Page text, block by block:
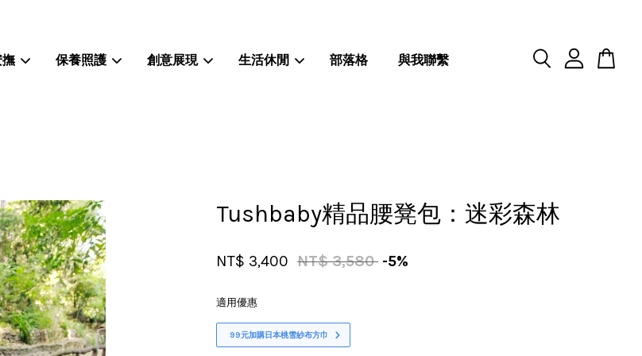
撫 保養照護 創意展現 生活休閒 部落格 與我聯繫
Tushbaby精品腰凳包：迷彩森林
NT$ 3,400 NT$ 3,580 -5%
適用優惠
99元加購日本桃雪紗布方巾